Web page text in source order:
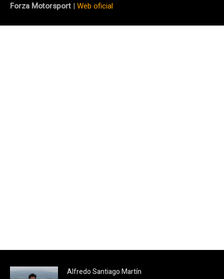
Forza Motorsport | Web oficial
Alfredo Santiago Martín